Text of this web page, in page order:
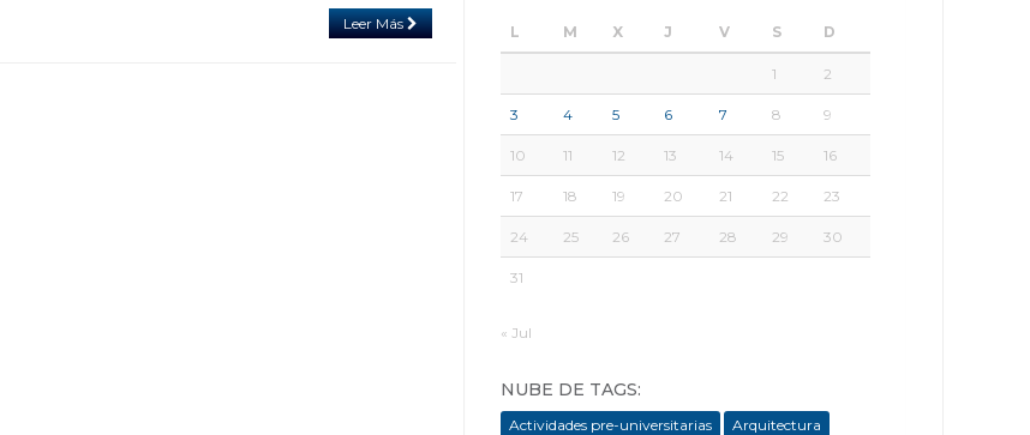
Leer Más L M X J V S D
1 2
3 4 5 6 7 8 9
10 11 12 13 14 15 16
17 18 19 20 21 22 23
24 25 26 27 28 29 30
31
« Jul
NUBE DE TAGS:
Actividades pre-universitarias
Arquitectura